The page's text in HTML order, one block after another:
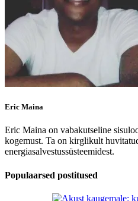
Eric Maina
Eric Maina on vabakutseline
kogemust. Ta on kirglikult
energiasalvestussüsteemidest.
Populaarsed postitused